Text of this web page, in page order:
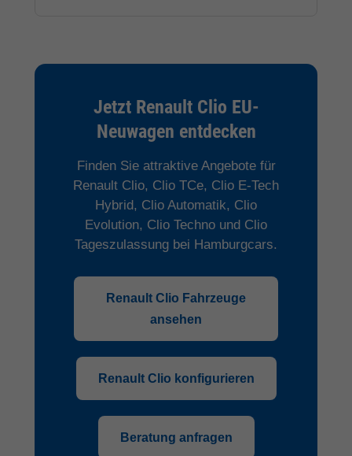
Jetzt Renault Clio EU-
Neuwagen entdecken
Finden Sie attraktive Angebote für
Renault Clio, Clio TCe, Clio E-Tech
Hybrid, Clio Automatik, Clio
Evolution, Clio Techno und Clio
Tageszulassung bei Hamburgcars.
Renault Clio Fahrzeuge
ansehen
Renault Clio konfigurieren
Beratung anfragen